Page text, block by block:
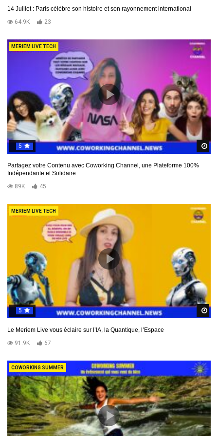
14 Juillet : Paris célèbre son histoire et son rayonnement international
64.9K
23
MERIEM LIVE TECH
5
Partagez votre Contenu avec Coworking Channel, une Plateforme 100%
Indépendante et Solidaire
89K
45
MERIEM LIVE TECH
5
Le Meriem Live vous éclaire sur l’IA, la Quantique, l’Espace
91.9K
67
COWORKING SUMMER